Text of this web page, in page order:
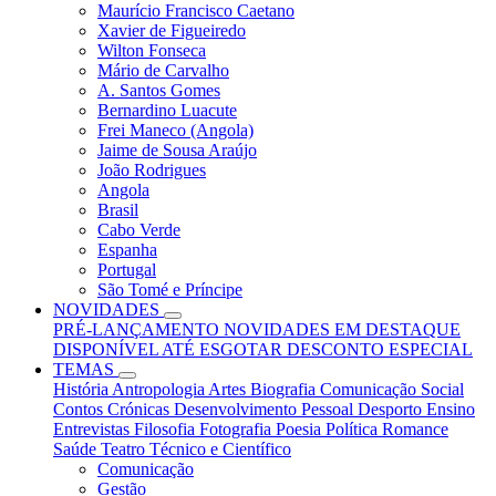
Maurício Francisco Caetano
Xavier de Figueiredo
Wilton Fonseca
Mário de Carvalho
A. Santos Gomes
Bernardino Luacute
Frei Maneco (Angola)
Jaime de Sousa Araújo
João Rodrigues
Angola
Brasil
Cabo Verde
Espanha
Portugal
São Tomé e Príncipe
NOVIDADES
PRÉ-LANÇAMENTO NOVIDADES EM DESTAQUE
DISPONÍVEL ATÉ ESGOTAR DESCONTO ESPECIAL
TEMAS
História Antropologia Artes Biografia Comunicação Social
Contos Crónicas Desenvolvimento Pessoal Desporto Ensino
Entrevistas Filosofia Fotografia Poesia Política Romance
Saúde Teatro Técnico e Científico
Comunicação
Gestão